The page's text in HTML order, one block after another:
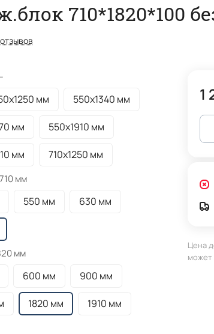
710*1820*100
мм 550х1340 мм
мм 550х1910 мм
мм 710х1250 мм
710 мм
550 мм 630 мм
мм
600 мм 900 мм
1820 мм 1910 мм
1
Цена
может